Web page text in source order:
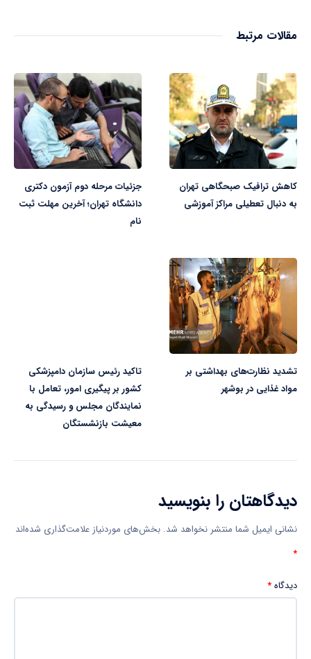
مقالات مرتبط
کاهش ترافیک صبحگاهی تهران
به دنبال تعطیلی مراکز آموزشی
جزئیات مرحله دوم آزمون دکتری
دانشگاه تهران؛ آخرین مهلت ثبت
نام
تشدید نظارت‌های بهداشتی بر
مواد غذایی در بوشهر
تاکید رئیس سازمان دامپزشکی
کشور بر پیگیری امور، تعامل با
نمایندگان مجلس و رسیدگی به
معیشت بازنشستگان
دیدگاهتان را بنویسید
نشانی ایمیل شما منتشر نخواهد شد. بخش‌های موردنیاز علامت‌گذاری شده‌اند
*
دیدگاه*